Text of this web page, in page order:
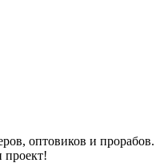
оптовиков и прорабов.
проект!